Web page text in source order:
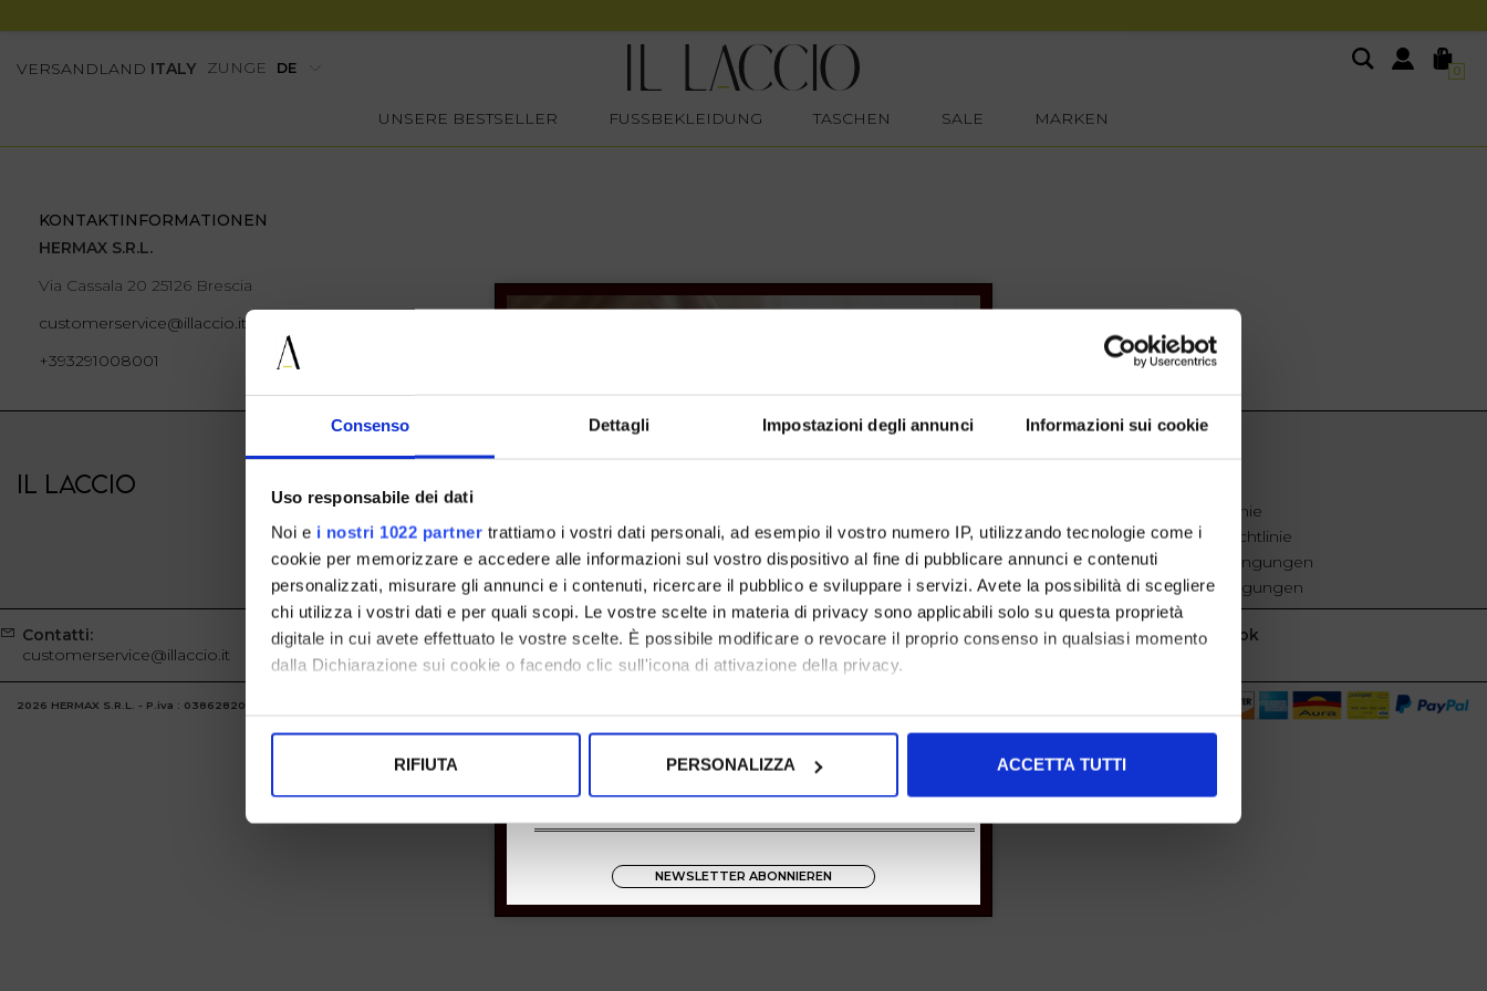
Consenso Dettagli Impostazioni degli annunci Informazioni sui cookie
Uso responsabile dei dati
Noi e i nostri 1022 partner trattiamo i vostri dati personali, ad esempio il vostro numero IP, utilizzando tecnologie come i
cookie per memorizzare e accedere alle informazioni sul vostro dispositivo al fine di pubblicare annunci e contenuti
personalizzati, misurare gli annunci e i contenuti, ricercare il pubblico e sviluppare i servizi. Avete la possibilità di scegliere
chi utilizza i vostri dati e per quali scopi. Le vostre scelte in materia di privacy sono applicabili solo su questa proprietà
digitale in cui avete effettuato le vostre scelte. È possibile modificare o revocare il proprio consenso in qualsiasi momento
dalla Dichiarazione sui cookie o facendo clic sull'icona di attivazione della privacy.
Con il tuo consenso, vorremmo anche:
Identificare il tuo dispositivo, scansionandolo attivamente alla ricerca di caratteristiche specifiche (impronte
digitali).
Approfondisci come vengono elaborati i tuoi dati personali e imposta le tue preferenze nella
RIFIUTA PERSONALIZZA ACCETTA TUTTI
VERSANDLAND ITALY ZUNGE 0
UNSERE BESTSELLER FUSSBEKLEIDUNG TASCHEN SALE MARKEN
KONTAKTINFORMATIONEN
HERMAX S.R.L.
Via Cassala 20 25126 Brescia
customerservice@illaccio.it
+393291008001
IL LACCIO
Zahlungen
Versand
Cookie-Richtlinie
Datenschutzrichtlinie
Geschäftsbedingungen
Verkaufsbedingungen
Contatti:
customerservice@illaccio.it
Whatsapp
+393291008001
Instagram Facebook
2026 HERMAX S.R.L. - P.iva : 03862820986 Powered by
NEWSLETTER ABONNIEREN